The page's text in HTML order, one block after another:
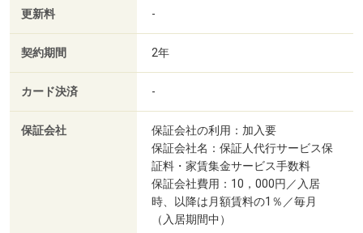
更新料 -
契約期間 2年
カード決済 -
保証会社
保証会社の利用：加入要
保証会社名：保証人代行サービス保
証料・家賃集金サービス手数料
保証会社費用：10，000円／入居
時、以降は月額賃料の1％／毎月
（入居期間中）